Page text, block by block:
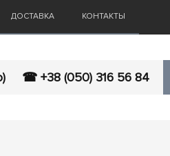
ДОСТАВКА КОНТАКТЫ
☎ +38 (050) 316 56 84